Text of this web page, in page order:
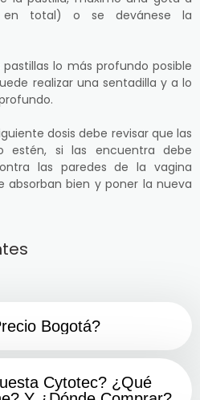
total) o se devánese la
lo más profundo posible
realizar una sentadilla y a lo
dosis debe revisar que las
estén, si las encuentra debe
las paredes de la vagina
absorban bien y poner la nueva
Bogotá?
Cytotec? ¿Qué